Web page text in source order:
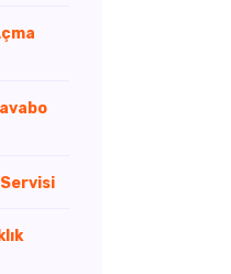
Servisi